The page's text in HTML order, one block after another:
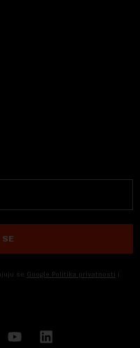
se Google Politika privatnosti i